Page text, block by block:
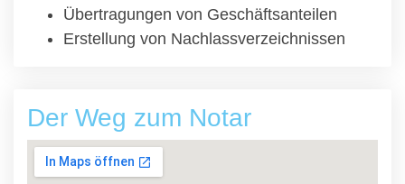
Übertragungen von Geschäftsanteilen
Erstellung von Nachlassverzeichnissen
Der Weg zum Notar